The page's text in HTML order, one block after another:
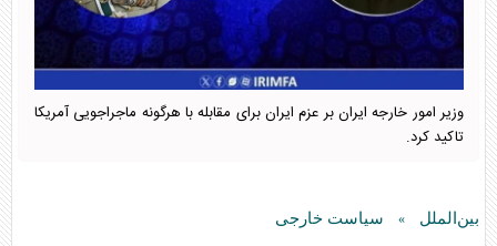
وزیر امور خارجه ایران بر عزم ایران برای مقابله با هرگونه ماجراجویی آمریکا
تاکید کرد.
بین‌الملل » سیاست خارجی